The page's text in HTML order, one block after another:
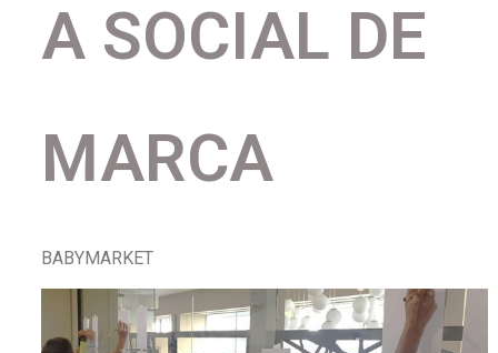
A SOCIAL DE
MARCA
BABYMARKET